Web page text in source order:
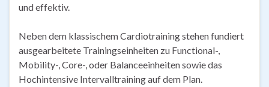
und effektiv.
Neben dem klassischem Cardiotraining stehen fundiert
ausgearbeitete Trainingseinheiten zu Functional-,
Mobility-, Core-, oder Balanceeinheiten sowie das
Hochintensive Intervalltraining auf dem Plan.